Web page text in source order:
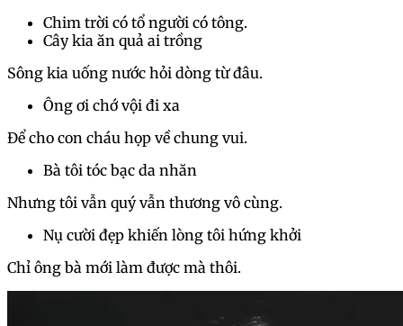
Chim trời có tổ người có tông​.
Cây kia ăn quả ai trồng
Sông kia uống nước hỏi dòng từ đâu.​
Ông ơi chớ vội đi xa
Để cho con cháu họp về chung vui.
Bà tôi tóc bạc da nhăn
Nhưng tôi vẫn quý vẫn thương vô cùng.
Nụ cười đẹp khiến lòng tôi hứng khởi
Chỉ ông bà mới làm được mà thôi.